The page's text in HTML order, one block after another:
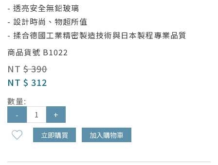
- 透亮安全無鉛玻璃
- 設計時尚、物超所值
- 揉合德國工業精密製造技術與日本製程專業品質
商品貨號 B1022
NT $ 390
NT $ 312
數量:
-
+
立即購買 加入購物車